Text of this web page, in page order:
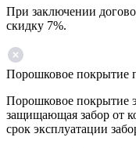
При заключении
скидку 7%.
Порошковое покрытие
Порошковое покрытие
защищающая забор от
срок эксплуатации